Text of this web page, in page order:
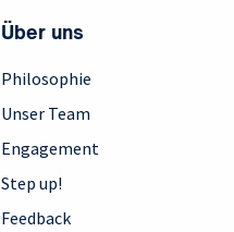
Über uns
Philosophie
Unser Team
Engagement
Step up!
Feedback